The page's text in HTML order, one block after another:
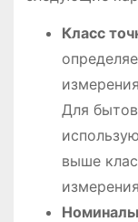
Класс
Для
выше